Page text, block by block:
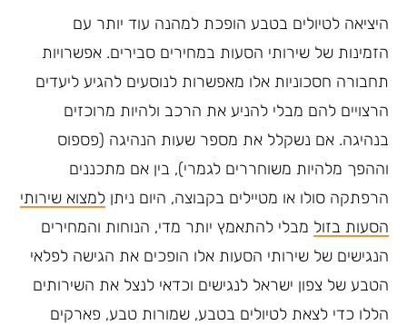
היציאה לטיולים בטבע הופכת למהנה עוד יותר עם
הזמינות של שירותי הסעות במחירים סבירים. אפשרויות
תחבורה חסכוניות אלו מאפשרות לנוסעים להגיע ליעדים
הרצויים להם מבלי להניע את הרכב ולהיות מרוכזים
בנהיגה. אם נשקלל את מספר שעות הנהיגה (פספוס
וההפך מלהיות משוחררים לגמרי), בין אם מתכננים
הרפתקה סולו או מטיילים בקבוצה, היום ניתןלמצוא שירותי
הסעות בזולמבלי להתאמץ יותר מדי, הנוחות והמחירים
הנגישים של שירותי הסעות אלו הופכים את הגישה לפלאי
הטבע של צפון ישראל לנגישים וכדאי לנצל את השירותים
הללו כדי לצאת לטיולים בטבע, שמורות טבע, פארקים